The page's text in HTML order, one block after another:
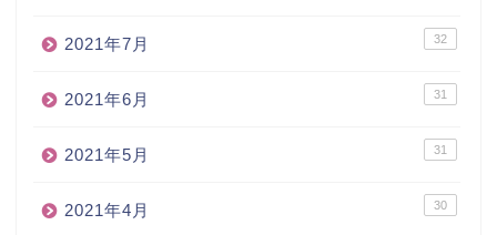
2021年7月 32
2021年6月 31
2021年5月 31
2021年4月 30